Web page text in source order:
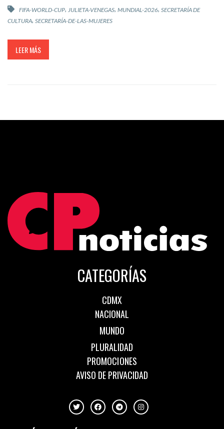
FIFA-WORLD-CUP, JULIETA-VENEGAS, MUNDIAL-2026, SECRETARÍA DE
CULTURA, SECRETARÍA-DE-LAS-MUJERES
LEER MÁS
CATEGORÍAS
CDMX
NACIONAL
MUNDO
PLURALIDAD
PROMOCIONES
AVISO DE PRIVACIDAD